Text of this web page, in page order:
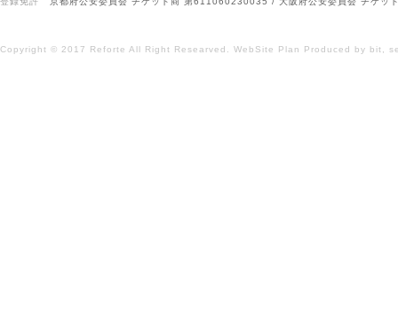
Copyright © 2017 Reforte All Right Researved. WebSite Plan Produced by bit,